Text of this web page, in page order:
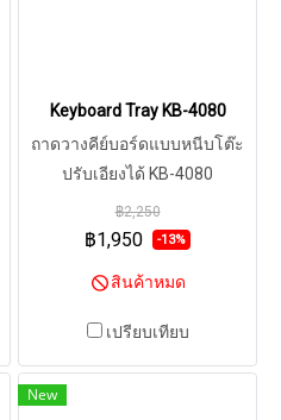
Keyboard Tray KB-4080
ถาดวางคีย์บอร์ดแบบหนีบโต๊ะ
ปรับเอียงได้ KB-4080
฿2,250
฿1,950 -13%
สินค้าหมด
เปรียบเทียบ
New